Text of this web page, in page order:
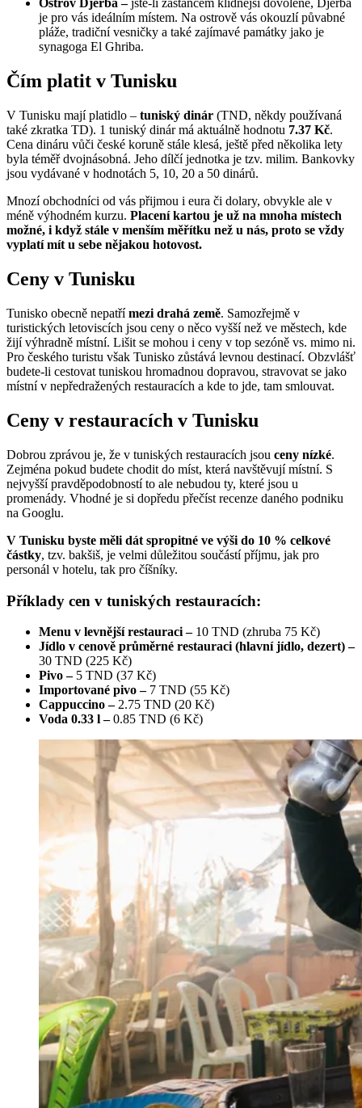
Ostrov Djerba –jste-li zastáncem klidnější dovolené, Djerba
je pro vás ideálním místem. Na ostrově vás okouzlí půvabné
pláže, tradiční vesničky a také zajímavé památky jako je
synagoga El Ghriba.
Čím platit v Tunisku
V Tunisku mají platidlo – tuniský dinár (TND, někdy používaná
také zkratka TD). 1 tuniský dinár má aktuálně hodnotu 7.37 Kč.
Cena dináru vůči české koruně stále klesá, ještě před několika lety
byla téměř dvojnásobná. Jeho dílčí jednotka je tzv. milim. Bankovky
jsou vydávané v hodnotách 5, 10, 20 a 50 dinárů.
Mnozí obchodníci od vás přijmou i eura či dolary, obvykle ale v
méně výhodném kurzu. Placení kartou je už na mnoha místech
možné, i když stále v menším měřítku než u nás, proto se vždy
vyplatí mít u sebe nějakou hotovost.
Ceny v Tunisku
Tunisko obecně nepatřímezi drahá země. Samozřejmě v
turistických letoviscích jsou ceny o něco vyšší než ve městech, kde
žijí výhradně místní. Lišit se mohou i ceny v top sezóně vs. mimo ni.
Pro českého turistu však Tunisko zůstává levnou destinací. Obzvlášť
budete-li cestovat tuniskou hromadnou dopravou, stravovat se jako
místní v nepředražených restauracích a kde to jde, tam smlouvat.
Ceny v restauracích v Tunisku
Dobrou zprávou je, že v tuniských restauracích jsou ceny nízké.
Zejména pokud budete chodit do míst, která navštěvují místní. S
nejvyšší pravděpodobností to ale nebudou ty, které jsou u
promenády. Vhodné je si dopředu přečíst recenze daného podniku
na Googlu.
V Tunisku byste měli dát spropitné ve výši do 10 % celkové
částky, tzv. bakšiš, je velmi důležitou součástí příjmu, jak pro
personál v hotelu, tak pro číšníky.
Příklady cen v tuniských restauracích:
Menu v levnější restauraci –10 TND (zhruba 75 Kč)
Jídlo v cenově průměrné restauraci (hlavní jídlo, dezert) –
30 TND (225 Kč)
Pivo –5 TND (37 Kč)
Importované pivo – 7 TND (55 Kč)
Cappuccino – 2.75 TND (20 Kč)
Voda 0.33 l –0.85 TND (6 Kč)